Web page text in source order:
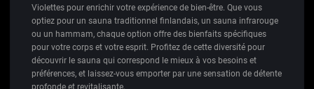
Violettes pour enrichir votre expérience de bien-être. Que vous
optiez pour un sauna traditionnel finlandais, un sauna infrarouge
ou un hammam, chaque option offre des bienfaits spécifiques
pour votre corps et votre esprit. Profitez de cette diversité pour
découvrir le sauna qui correspond le mieux à vos besoins et
préférences, et laissez-vous emporter par une sensation de détente
profonde et revitalisante.